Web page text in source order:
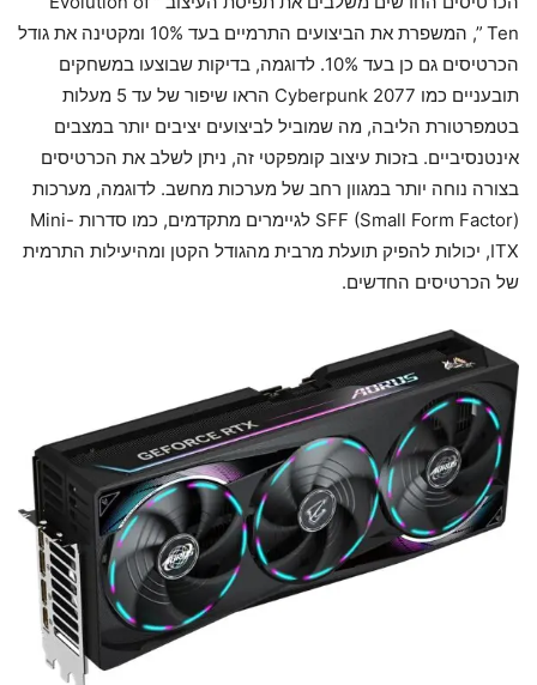
Ten ”, המשפרת את הביצועים התרמיים בעד 10% ומקטינה את גודל
הכרטיסים גם כן בעד 10%. לדוגמה, בדיקות שבוצעו במשחקים
תובעניים כמו Cyberpunk 2077 הראו שיפור של עד 5 מעלות
בטמפרטורת הליבה, מה שמוביל לביצועים יציבים יותר במצבים
אינטנסיביים. בזכות עיצוב קומפקטי זה, ניתן לשלב את הכרטיסים
בצורה נוחה יותר במגוון רחב של מערכות מחשב. לדוגמה, מערכות
SFF (Small Form Factor) לגיימרים מתקדמים, כמו סדרות Mini-
ITX, יכולות להפיק תועלת מרבית מהגודל הקטן ומהיעילות התרמית
של הכרטיסים החדשים.